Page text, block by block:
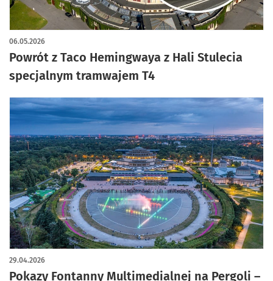
Powrót z Taco Hemingwaya z Hali Stulecia
specjalnym tramwajem T4
06.05.2026
Pokazy Fontanny Multimedialnej na Pergoli –
29.04.2026